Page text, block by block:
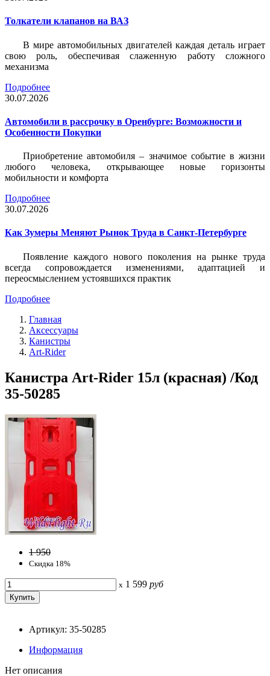
Толкатели клапанов на ВАЗ
В мире автомобильных двигателей каждая деталь играет
свою роль, обеспечивая слаженную работу сложного
механизма
Подробнее
30.07.2026
Автомобили в рассрочку в Оренбурге: Возможности и
Особенности Покупки
Приобретение автомобиля – значимое событие в жизни
любого человека, открывающее новые горизонты
мобильности и комфорта
Подробнее
30.07.2026
Как Зумеры Меняют Рынок Труда в Санкт-Петербурге
Появление каждого нового поколения на рынке труда
всегда сопровождается изменениями, адаптацией и
переосмыслением устоявшихся практик
Подробнее
Главная
Аксессуары
Канистры
Art-Rider
Канистра Art-Rider 15л (красная) /Код
35-50285
1 950
Скидка 18%
x 1 599 руб
Артикул: 35-50285
Информация
Нет описания